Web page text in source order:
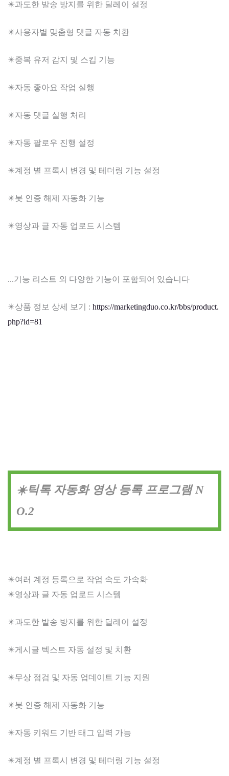
✴️과도한 발송 방지를 위한 딜레이 설정
✴️사용자별 맞춤형 댓글 자동 치환
✴️중복 유저 감지 및 스킵 기능
✴️자동 좋아요 작업 실행
✴️자동 댓글 실행 처리
✴️자동 팔로우 진행 설정
✴️계정 별 프록시 변경 및 테더링 기능 설정
✴️봇 인증 해제 자동화 기능
✴️영상과 글 자동 업로드 시스템
...기능 리스트 외 다양한 기능이 포함되어 있습니다
✴️상품 정보 상세 보기 : https://marketingduo.co.kr/bbs/product.
php?id=81
☀️틱톡 자동화 영상 등록 프로그램 N
O.2
✴️여러 계정 등록으로 작업 속도 가속화
✴️영상과 글 자동 업로드 시스템
✴️과도한 발송 방지를 위한 딜레이 설정
✴️게시글 텍스트 자동 설정 및 치환
✴️무상 점검 및 자동 업데이트 기능 지원
✴️봇 인증 해제 자동화 기능
✴️자동 키워드 기반 태그 입력 가능
✴️계정 별 프록시 변경 및 테더링 기능 설정